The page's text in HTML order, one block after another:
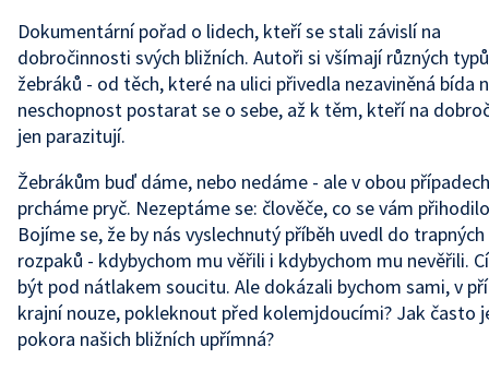
Dokumentární pořad o lidech, kteří se stali závislí na
dobročinnosti svých bližních. Autoři si všímají různých typů
žebráků - od těch, které na ulici přivedla nezaviněná bída
neschopnost postarat se o sebe, až k těm, kteří na
jen parazitují.
Žebrákům buď dáme, nebo nedáme - ale v obou
prcháme pryč. Nezeptáme se: člověče, co se vám
Bojíme se, že by nás vyslechnutý příběh uvedl do trapných
rozpaků - kdybychom mu věřili i kdybychom mu nevěřili.
být pod nátlakem soucitu. Ale dokázali bychom sami, v
krajní nouze, pokleknout před kolemjdoucími? Jak často
pokora našich bližních upřímná?